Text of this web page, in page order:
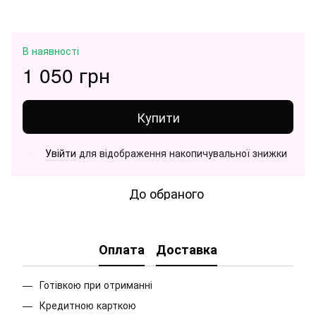
В наявності
1 050 грн
Купити
Увійти для відображення накопичувальної знижки
До обраного
Оплата Доставка
Готівкою при отриманні
Кредитною карткою